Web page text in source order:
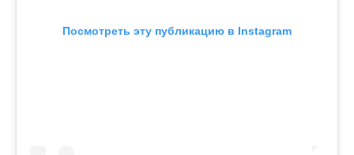
Посмотреть эту публикацию в Instagram